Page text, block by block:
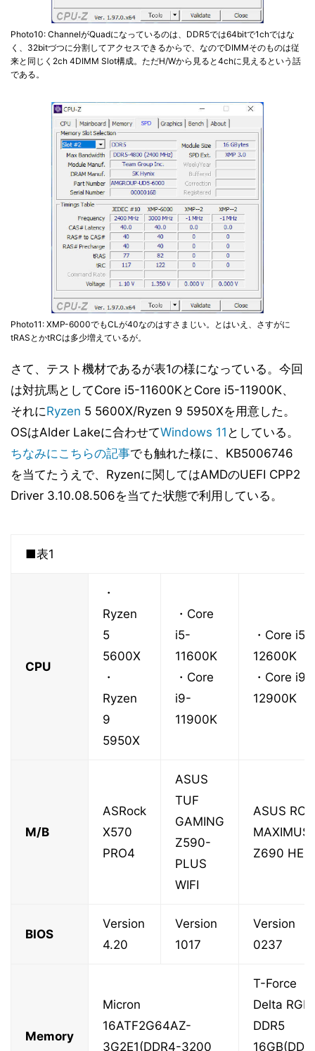
Photo10: ChannelがQuadになっているのは、DDR5では64bitで1chではな
く、32bitづつに分割してアクセスできるからで、なのでDIMMそのものは従
来と同じく2ch 4DIMM Slot構成。ただH/Wから見ると4chに見えるという話
である。
Photo11: XMP-6000でもCLが40なのはすさまじい。とはいえ、さすがに
tRASとかtRCは多少増えているが。
さて、テスト機材であるが表1の様になっている。今回
は対抗馬としてCore i5-11600KとCore i5-11900K、
それにRyzen 5 5600X/Ryzen 9 5950Xを用意した。
OSはAlder Lakeに合わせてWindows 11 としている。
ちなみにこちらの記事でも触れた様に、KB5006746
を当てたうえで、Ryzenに関してはAMDのUEFI CPP2
Driver 3.10.08.506を当てた状態で利用している。
■表1
CPU
・
Ryzen
5
5600X
・
Ryzen
9
5950X
・Core
i5-
11600K
・Core
i9-
11900K
・Core i5-
12600K
・Core i9-
12900K
M/B
ASRock
X570
PRO4
ASUS
TUF
GAMING
Z590-
PLUS
WIFI
ASUS ROG
MAXIMUS
Z690
BIOS
Version
4.20
Version
1017
Version
0237
Memory
Micron
16ATF2G64AZ-
3G2E1(DDR4-3200
T-Force
Delta RGB
DDR5